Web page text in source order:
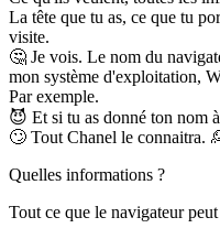
La tête que tu as, ce que tu
visite.
🤔 Je vois. Le nom du
mon système d'exploitation,
Par exemple.
😈 Et si tu as donné ton nom
🙄 Tout Chanel le connaitra.
Quelles informations ?
Tout ce que le navigateur